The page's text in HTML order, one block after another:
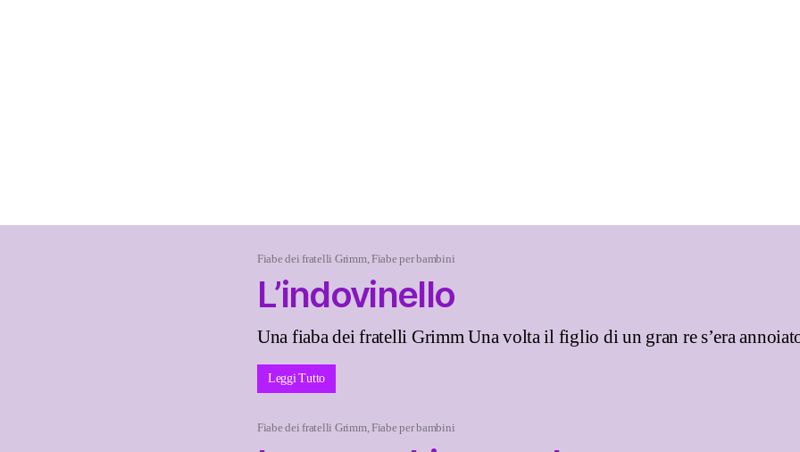
Fiabe dei fratelli Grimm,Fiabe per bambini
L’indovinello
Una fiaba dei fratelli Grimm Una volta il figlio di un gran re s’era annoiato
Leggi Tutto
Fiabe dei fratelli Grimm,Fiabe per bambini